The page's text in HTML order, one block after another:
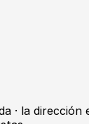
· la dirección